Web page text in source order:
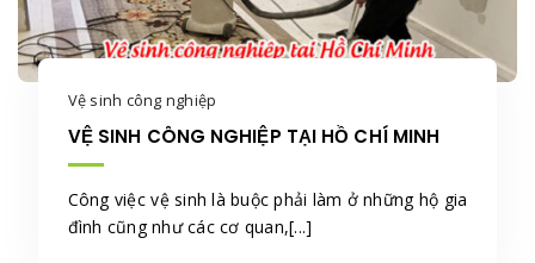
Vệ sinh công nghiệp
VỆ SINH CÔNG NGHIỆP TẠI HỒ CHÍ MINH
Công việc vệ sinh là buộc phải làm ở những hộ gia
đình cũng như các cơ quan,[...]